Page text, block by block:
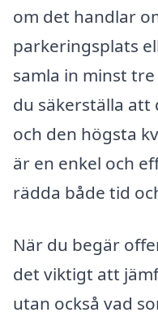
om det handlar
parkeringsplats
samla in minst
du säkerställa
och den högsta
är en enkel och
rädda både tid
När du begär
det viktigt att
utan också vad